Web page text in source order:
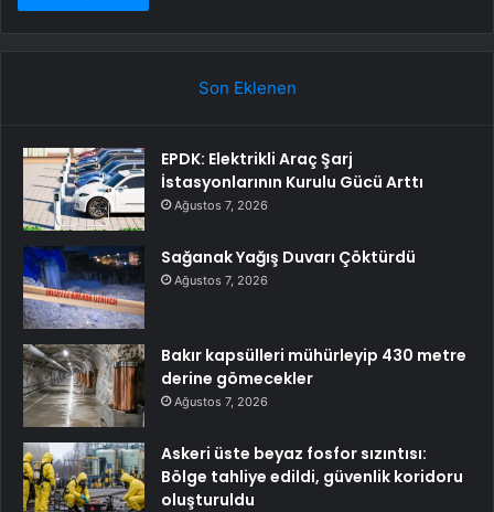
Son Eklenen
EPDK: Elektrikli Araç Şarj
İstasyonlarının Kurulu Gücü Arttı
Ağustos 7, 2026
Sağanak Yağış Duvarı Çöktürdü
Ağustos 7, 2026
Bakır kapsülleri mühürleyip 430 metre
derine gömecekler
Ağustos 7, 2026
Askeri üste beyaz fosfor sızıntısı:
Bölge tahliye edildi, güvenlik koridoru
oluşturuldu